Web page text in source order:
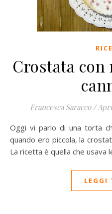
Crostata con
Francesca Saracco /
Oggi vi parlo di una torta che faceva sempre mia nonna
quando ero piccola, la
La ricetta è quella che usava
LEGGI